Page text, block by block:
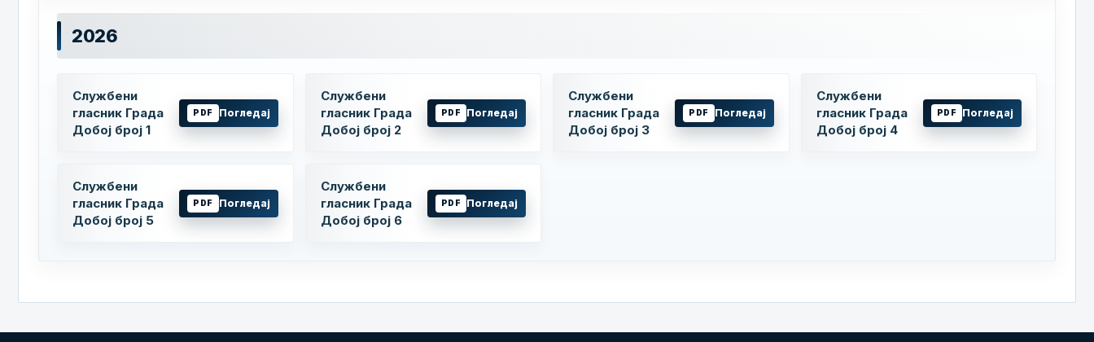
2026
Службени
гласник Града
Добој број 1
PDF Погледај
Службени
гласник Града
Добој број 2
PDF Погледај
Службени
гласник Града
Добој број 3
PDF Погледај
Службени
гласник Града
Добој број 4
PDF Погледај
Службени
гласник Града
Добој број 5
PDF Погледај
Службени
гласник Града
Добој број 6
PDF Погледај